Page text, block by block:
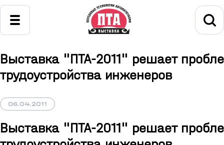
Выставка "ПТА-2011" решает
трудоустройства инженеров
06.04.2011
Выставка "ПТА-2011" решает